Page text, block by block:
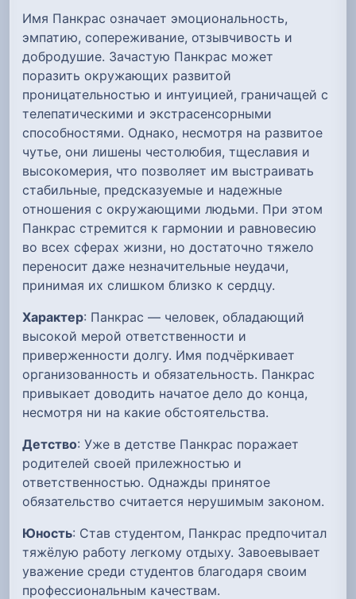
Имя Панкрас означает эмоциональность,
эмпатию, сопереживание, отзывчивость и
добродушие. Зачастую Панкрас может
поразить окружающих развитой
проницательностью и интуицией, граничащей с
телепатическими и экстрасенсорными
способностями. Однако, несмотря на развитое
чутье, они лишены честолюбия, тщеславия и
высокомерия, что позволяет им выстраивать
стабильные, предсказуемые и надежные
отношения с окружающими людьми. При этом
Панкрас стремится к гармонии и равновесию
во всех сферах жизни, но достаточно тяжело
переносит даже незначительные неудачи,
принимая их слишком близко к сердцу.
Характер: Панкрас — человек, обладающий
высокой мерой ответственности и
приверженности долгу. Имя подчёркивает
организованность и обязательность. Панкрас
привыкает доводить начатое дело до конца,
несмотря ни на какие обстоятельства.
Детство: Уже в детстве Панкрас поражает
родителей своей прилежностью и
ответственностью. Однажды принятое
обязательство считается нерушимым законом.
Юность: Став студентом, Панкрас предпочитал
тяжёлую работу легкому отдыху. Завоевывает
уважение среди студентов благодаря своим
профессиональным качествам.